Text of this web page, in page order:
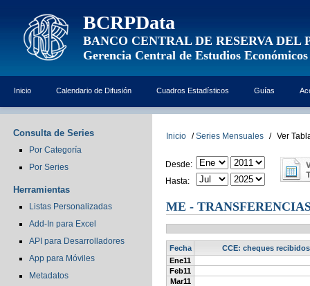
BCRPData
BANCO CENTRAL DE RESERVA DEL
Gerencia Central de Estudios Económicos
Inicio Calendario de Difusión Cuadros Estadísticos Guías
Consulta de Series
Por Categoría
Por Series
Herramientas
Listas Personalizadas
Add-In para Excel
API para Desarrolladores
App para Móviles
Metadatos
Inicio / Series Mensuales / Ver
Desde:
Hasta:
ME -
Fecha
CCE: cheques
Ene11
Feb11
Mar11